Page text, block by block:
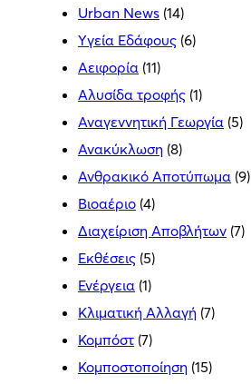
Urban News (14)
Yγεία Εδάφους (6)
Αειφορία (11)
Αλυσίδα τροφής (1)
Αναγεννητική Γεωργία (5)
Ανακύκλωση (8)
Ανθρακικό Αποτύπωμα (9)
Βιοαέριο (4)
Διαχείριση Αποβλήτων (7)
Εκθέσεις (5)
Ενέργεια (1)
Κλιματική Αλλαγή (7)
Κομπόστ (7)
Κομποστοποίηση (15)